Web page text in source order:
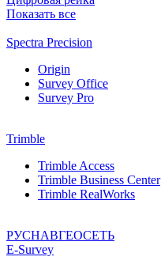
Показать все
Spectra Precision
Origin
Survey Office
Survey Pro
Trimble
Trimble Access
Trimble Business Center
Trimble RealWorks
РУСНАВГЕОСЕТЬ
Е-Survey